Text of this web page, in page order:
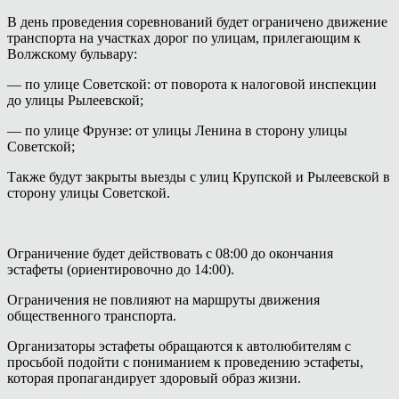
В день проведения соревнований будет ограничено движение
транспорта на участках дорог по улицам, прилегающим к
Волжскому бульвару:
— по улице Советской: от поворота к налоговой инспекции
до улицы Рылеевской;
— по улице Фрунзе: от улицы Ленина в сторону улицы
Советской;
Также будут закрыты выезды с улиц Крупской и Рылеевской в
сторону улицы Советской.
Ограничение будет действовать с 08:00 до окончания
эстафеты (ориентировочно до 14:00).
Ограничения не повлияют на маршруты движения
общественного транспорта.
Организаторы эстафеты обращаются к автолюбителям с
просьбой подойти с пониманием к проведению эстафеты,
которая пропагандирует здоровый образ жизни.